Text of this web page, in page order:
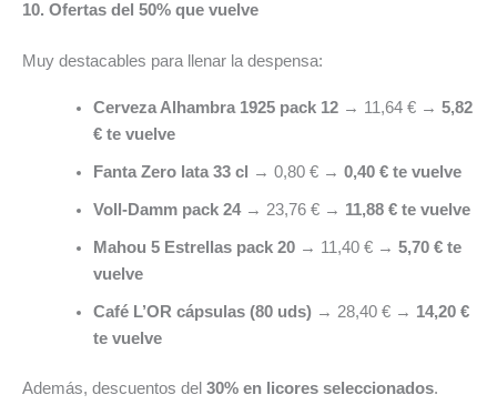
10. Ofertas del 50% que vuelve
Muy destacables para llenar la despensa:
Cerveza Alhambra 1925 pack 12→ 11,64 € → 5,82
€ te vuelve
Fanta Zero lata 33 cl → 0,80 € → 0,40 € te vuelve
Voll-Damm pack 24→ 23,76 € → 11,88 € te vuelve
Mahou 5 Estrellas pack 20→ 11,40 € → 5,70 € te
vuelve
Café L’OR cápsulas (80 uds)→ 28,40 € → 14,20 €
te vuelve
Además, descuentos del 30% en licores seleccionados.